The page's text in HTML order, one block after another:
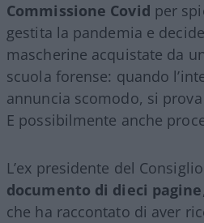
Commissione Covid per
gestita la pandemia e
mascherine acquistate da
scuola forense: quando
annuncia scomodo, si
E possibilmente anche
L’ex presidente del
documento di dieci pagine
che ha raccontato di aver